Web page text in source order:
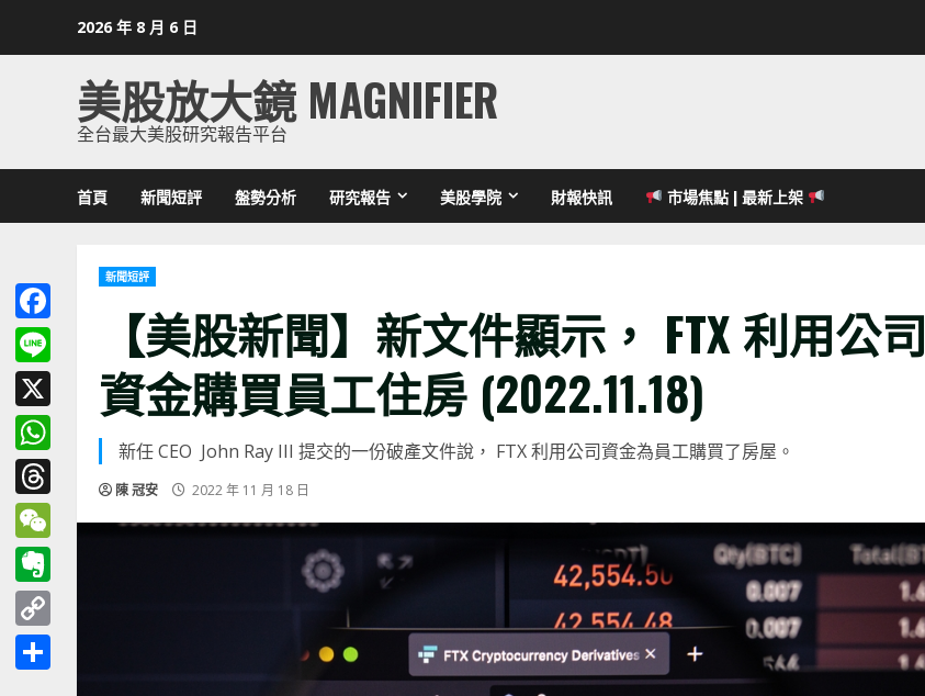
2026 年 8 月 6 日
美股放大鏡 MAGNIFIER
全台最大美股研究報告平台
首頁 新聞短評 盤勢分析 研究報告 美股學院 財報快訊 市場焦點 | 最新上架
新聞短評
【美股新聞】新文件顯示， FTX 利用公司
資金購買員工住房 (2022.11.18)
新任 CEO John Ray III 提交的一份破產文件說， FTX 利用公司資金為員工購買了房屋。
陳 冠安 2022 年 11 月 18 日
Facebook
Line
X
WhatsApp
Threads
WeChat
Evernote
Copy